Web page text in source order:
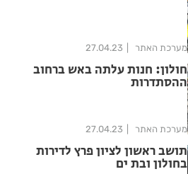
מערכת האתר 27.04.23
חולון: חנות עלתה באש ברחוב
ההסתדרות
מערכת האתר 27.04.23
תושב ראשון לציון פרץ לדירות
בחולון ובת ים